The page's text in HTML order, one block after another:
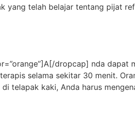
yang telah belajar tentang pijat
dropcap] nda
selama sekitar 30 menit.
telapak kaki, Anda harus